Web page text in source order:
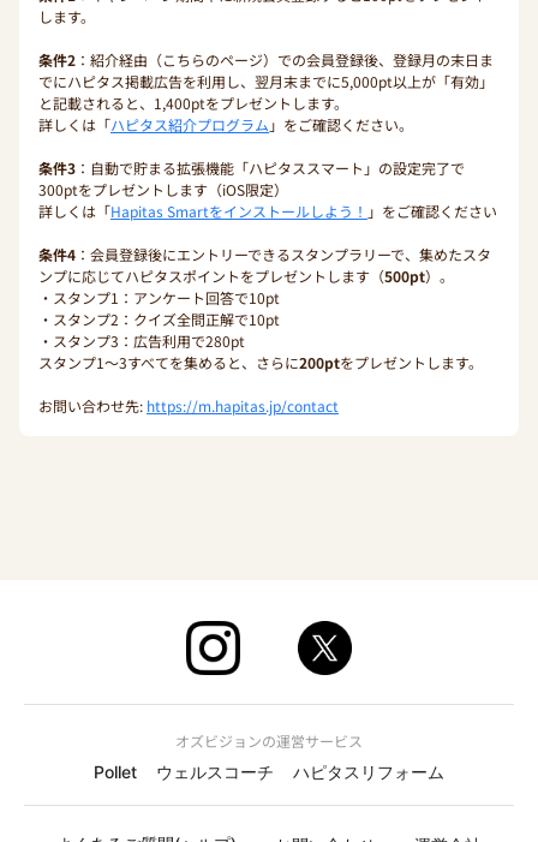
します。
条件2 ：紹介経由（こちらのページ）での会員登録後、登録月の末日ま
でにハピタス掲載広告を利用し、翌月末までに5,000pt以上が「有効」
と記載されると、1,400ptをプレゼントします。
詳しくは「ハピタス紹介プログラム 」をご確認ください。
条件3 ：自動で貯まる拡張機能「ハピタススマート」の設定完了で
300ptをプレゼントします（iOS限定）
詳しくは「Hapitas Smartをインストールしよう！ 」をご確認ください
条件4 ：会員登録後にエントリーできるスタンプラリーで、集めたスタ
ンプに応じてハピタスポイントをプレゼントします（500pt）。
・スタンプ1：アンケート回答で10pt
・スタンプ2：クイズ全問正解で10pt
・スタンプ3：広告利用で280pt
スタンプ1〜3すべてを集めると、さらに200ptをプレゼントします。
お問い合わせ先: https://m.hapitas.jp/contact
オズビジョンの運営サービス
Pollet
ウェルスコーチ ハピタスリフォーム